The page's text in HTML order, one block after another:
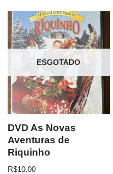
ESGOTADO
DVD As Novas
Aventuras de
Riquinho
R$10.00